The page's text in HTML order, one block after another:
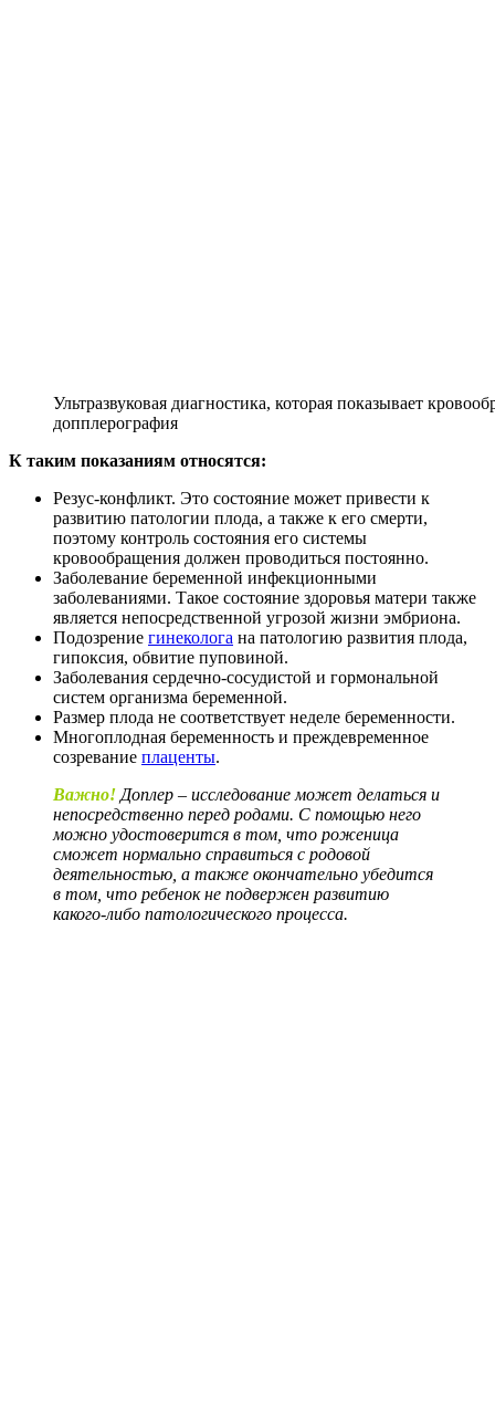
Ультразвуковая диагностика, которая показывает
допплерография
К таким показаниям относятся:
Резус-конфликт. Это состояние может привести к
развитию патологии плода, а также к его смерти,
поэтому контроль состояния его системы
кровообращения должен проводиться постоянно.
Заболевание беременной инфекционными
заболеваниями. Такое состояние здоровья матери также
является непосредственной угрозой жизни эмбриона.
Подозрение гинеколога на патологию развития плода,
гипоксия, обвитие пуповиной.
Заболевания сердечно-сосудистой и гормональной
систем организма беременной.
Размер плода не соответствует неделе беременности.
Многоплодная беременность и преждевременное
созревание плаценты.
Важно! Доплер – исследование может делаться и
непосредственно перед родами. С помощью него
можно удостоверится в том, что роженица
сможет нормально справиться с родовой
деятельностью, а также окончательно убедится
в том, что ребенок не подвержен развитию
какого-либо патологического процесса.